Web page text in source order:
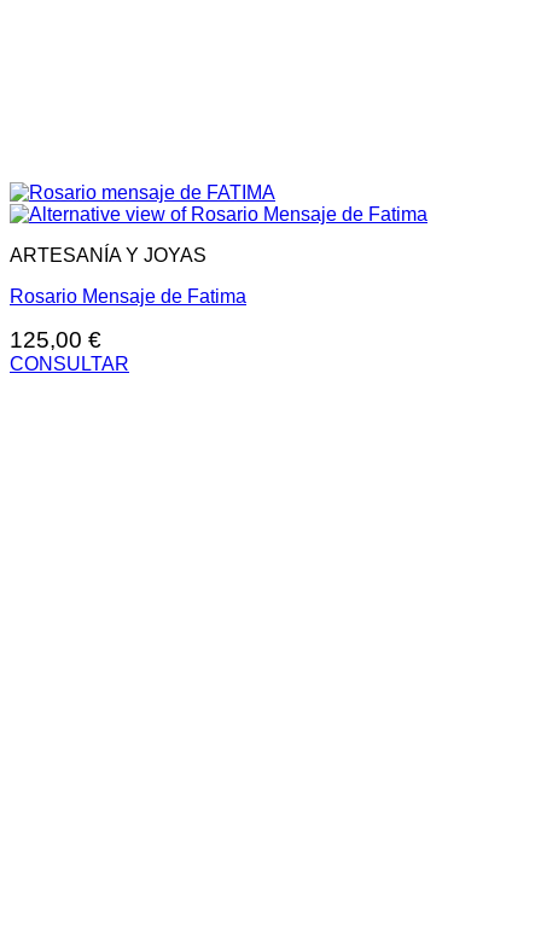
ARTESANÍA Y JOYAS
Rosario Mensaje de Fatima
125,00 €
CONSULTAR